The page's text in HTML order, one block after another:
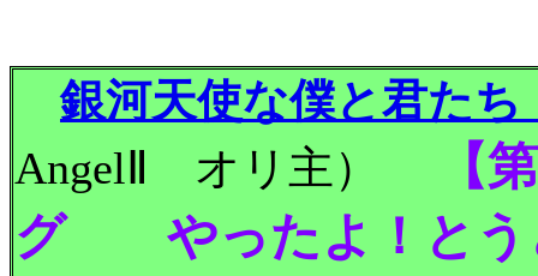
銀河天使な僕と君た
AngelⅡ オリ主）
【
グ やったよ！とう